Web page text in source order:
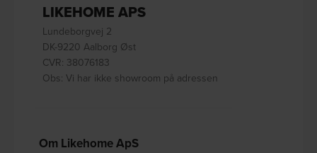
LIKEHOME APS
Lundeborgvej 2
DK-9220 Aalborg Øst
CVR: 38076183
Obs: Vi har ikke showroom på adressen
Om Likehome ApS